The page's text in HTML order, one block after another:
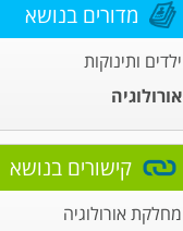
מדורים בנושא
ילדים ותינוקות
אורולוגיה
קישורים בנושא
מחלקת אורולוגיה